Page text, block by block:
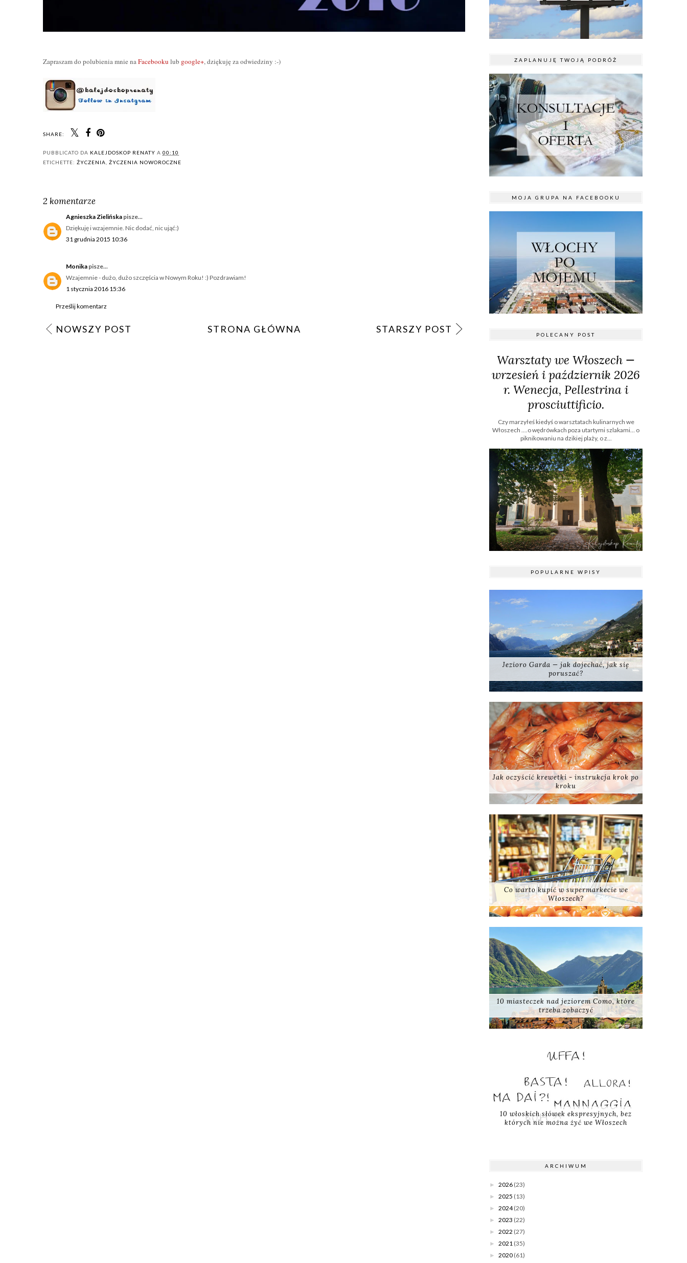
Zapraszam do polubienia mnie naFacebooku lub google+, dziękuję za odwiedziny :-)
SHARE:
PUBBLICATO DA KALEJDOSKOP RENATY A 00:10
ETICHETTE: ŻYCZENIA ŻYCZENIA NOWOROCZNE
2 komentarze
Agnieszka Zielińska pisze...
Dziękuję i wzajemnie. Nic dodać, nic ująć:)
31 grudnia 2015 10:36
Monika pisze...
Wzajemnie - dużo, dużo szczęścia w Nowym Roku! :) Pozdrawiam!
1 stycznia 2016 15:36
Prześlij komentarz
NOWSZY POST STARSZY POST
STRONA GŁÓWNA
ZAPLANUJĘ TWOJĄ PODRÓŻ
MOJA GRUPA NA FACEBOOKU
POLECANY POST
Warsztaty we Włoszech —
wrzesień i październik 2026
r. Wenecja, Pellestrina i
prosciuttificio.
Czy marzyłeś kiedyś o warsztatach kulinarnych we
Włoszech ....o wędrówkach poza utartymi szlakami… o
piknikowaniu na dzikiej plaży, o z...
POPULARNE WPISY
Jezioro Garda — jak dojechać, jak się
poruszać?
Jak oczyścić krewetki - instrukcja krok po
kroku
Co warto kupić w supermarkecie we
Włoszech?
10 miasteczek nad jeziorem Como, które
trzeba zobaczyć
10 włoskich słówek ekspresyjnych, bez
których nie można żyć we Włoszech
ARCHIWUM
► 2026 (23)
► 2025 (13)
► 2024 (20)
► 2023 (22)
► 2022 (27)
► 2021 (35)
► 2020 (61)